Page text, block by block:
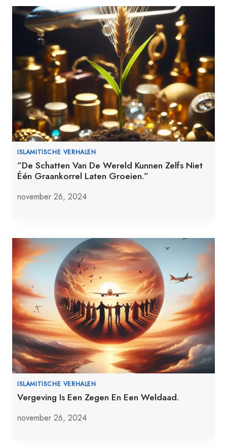
ISLAMITISCHE VERHALEN
”De Schatten Van De Wereld Kunnen Zelfs Niet
Één Graankorrel Laten Groeien.”
november 26, 2024
ISLAMITISCHE VERHALEN
Vergeving Is Een Zegen En Een Weldaad.
november 26, 2024